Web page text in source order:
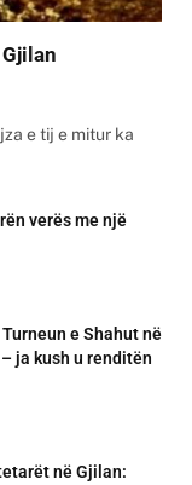
e tij e mitur ka
verës me një
e Shahut në
ja kush u renditën
në Gjilan: